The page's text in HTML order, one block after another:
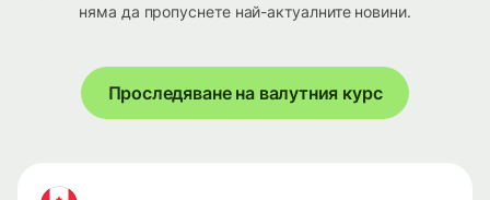
няма да пропуснете най-актуалните новини.
Проследяване на валутния курс